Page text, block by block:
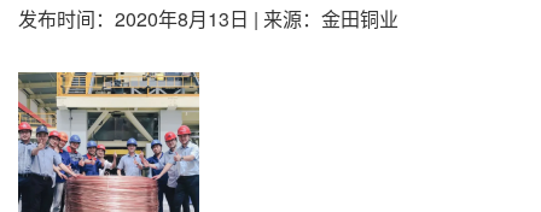
发布时间：2020年8月13日 | 来源：金田铜业